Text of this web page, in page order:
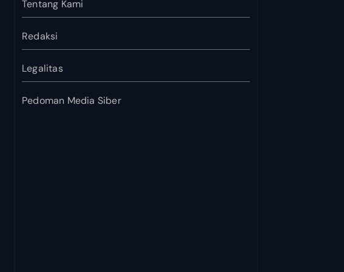
Tentang Kami
Redaksi
Legalitas
Pedoman Media Siber